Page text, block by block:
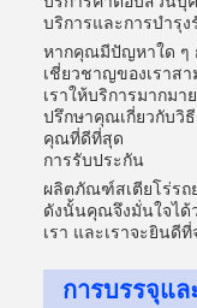
บริการและการบํารุง
หากคุณมีปัญหาใด ๆ
เชี่ยวชาญของเราส
เราให้บริการมากมา
ปรึกษาคุณเกี่ยวกับวิ
คุณที่ดีที่สุด
การรับประกัน
ผลิตภัณฑ์สเตียโร่รถ
ดังนั้นคุณจึงมั่นใจได้
เรา และเราจะยินดี
การบรรจุแ